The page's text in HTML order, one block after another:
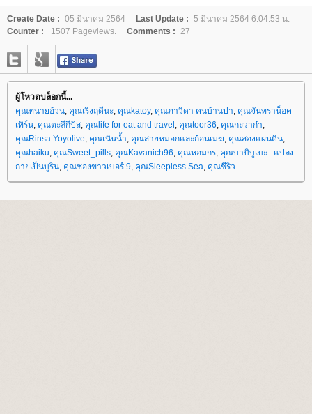
Create Date : 05 มีนาคม 2564 Last Update : 5 มีนาคม 2564 6:04:53 น.
Counter :
1507 Pageviews. Comments : 27
ผู้โหวตบล็อกนี้...
คุณทนายอ้วน, คุณเริงฤดีนะ, คุณkatoy, คุณภาวิดา คนบ้านป่า, คุณจันทราน็อค
เทิร์น, คุณตะลีกีปัส, คุณlife for eat and travel , คุณtoor36, คุณกะว่าก๋า,
คุณRinsa Yoyolive, คุณเนินน้ำ, คุณสายหมอกและก้อนเมฆ, คุณสองแผ่นดิน,
คุณhaiku, คุณSweet_pills, คุณKavanich96, คุณหอมกร, คุณบาบิบูเบะ...แปลง
กายเป็นบูริน, คุณซองขาวเบอร์ 9, คุณSleepless Sea, คุณชีริว